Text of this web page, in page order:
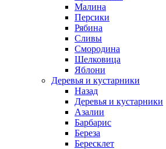
Малина
Персики
Рябина
Сливы
Смородина
Шелковица
Яблони
Деревья и кустарники
Назад
Деревья и кустарники
Азалии
Барбарис
Береза
Бересклет